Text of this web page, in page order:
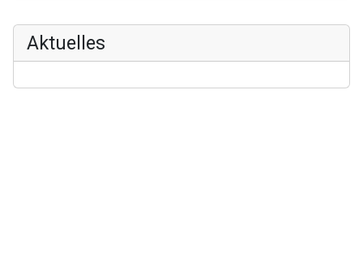
Aktuelles